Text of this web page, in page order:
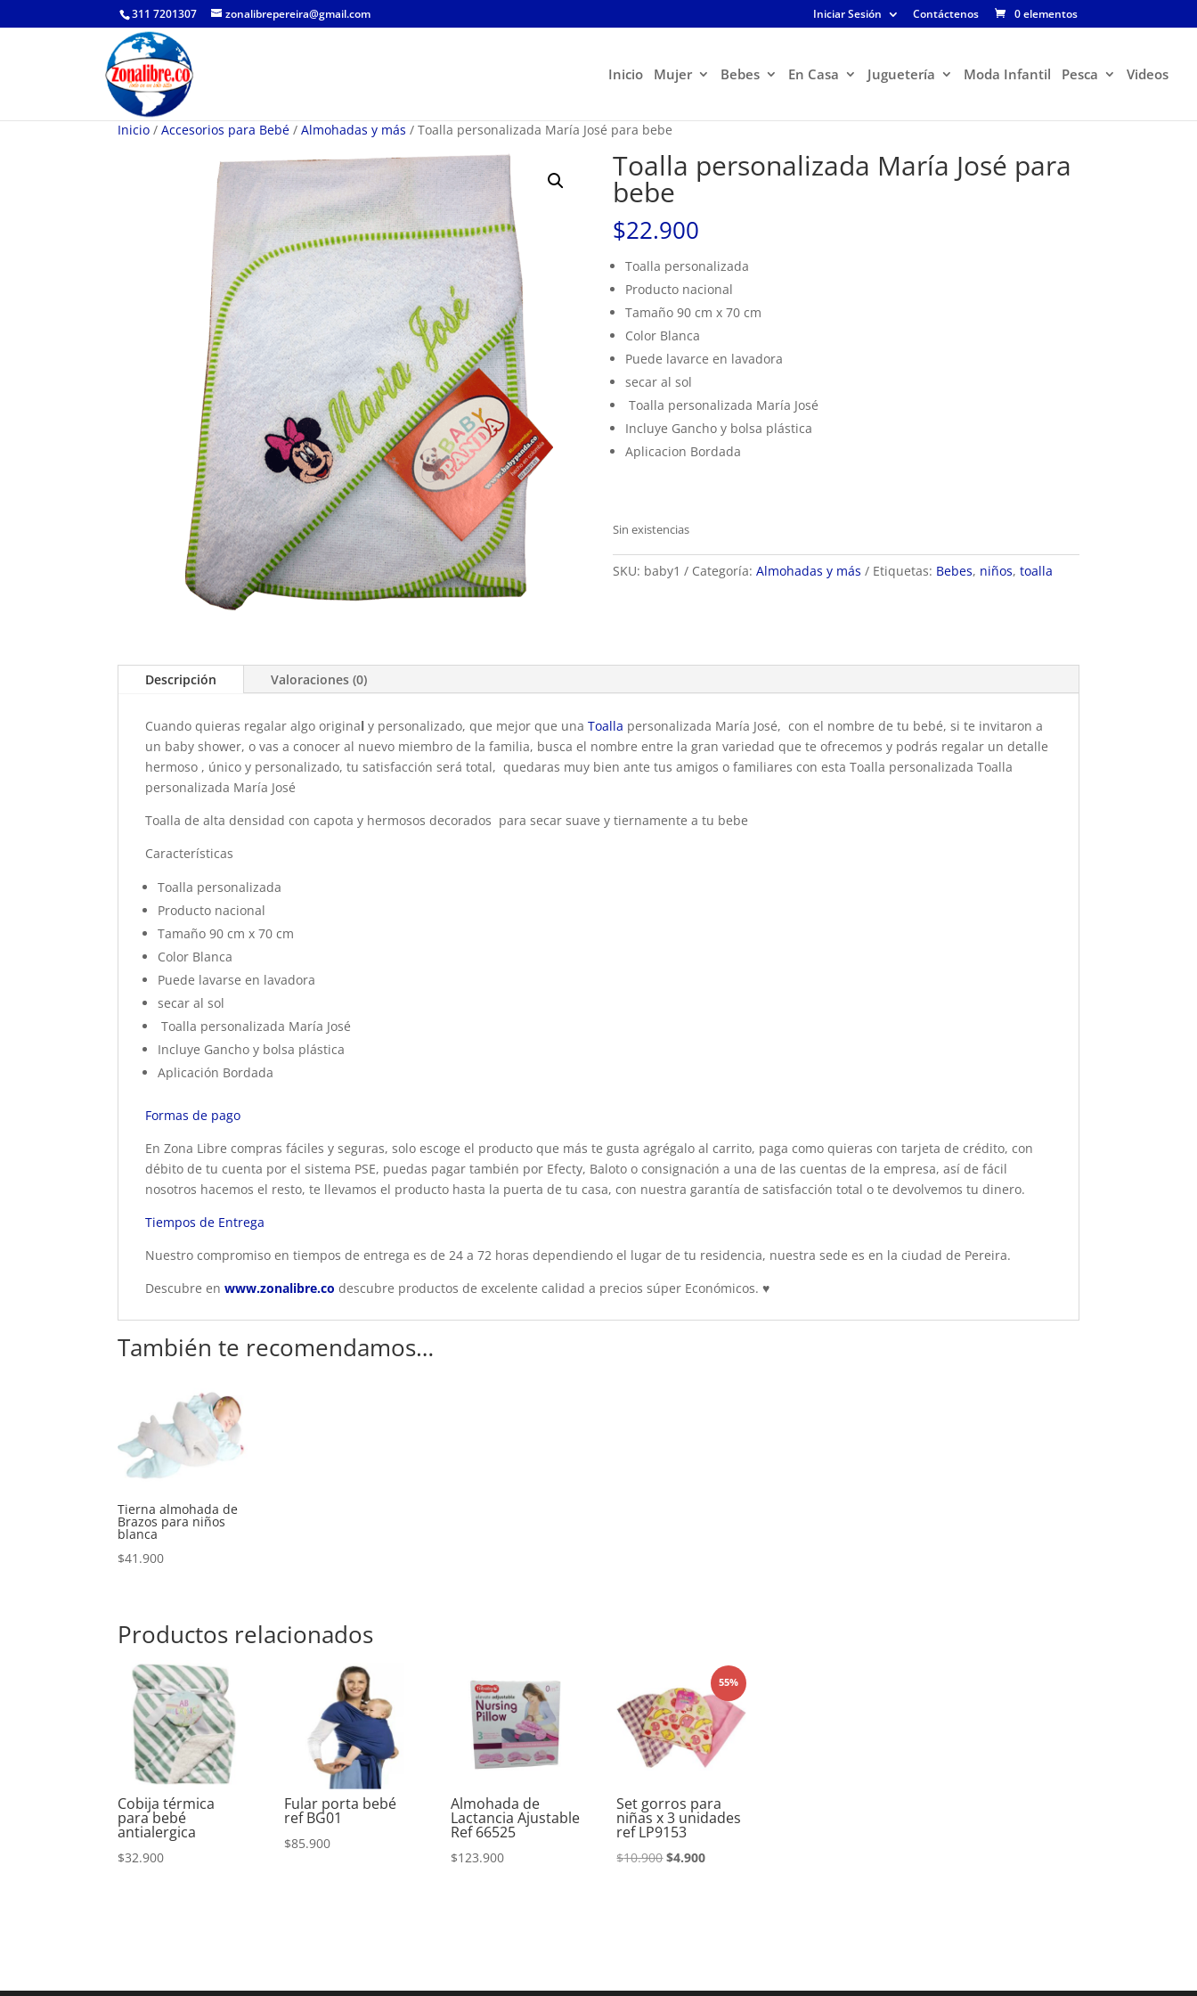
311 7201307 zonalibrepereira@gmail.com Iniciar Sesión Contáctenos 0 elementos
Inicio Mujer Bebes En Casa Juguetería Moda Infantil Pesca Videos
Inicio / Accesorios para Bebé / Almohadas y más / Toalla personalizada María José para bebe
Toalla personalizada María José para
bebe
$22.900
Toalla personalizada
Producto nacional
Tamaño 90 cm x 70 cm
Color Blanca
Puede lavarce en lavadora
secar al sol
Toalla personalizada María José
Incluye Gancho y bolsa plástica
Aplicacion Bordada
Sin existencias
SKU: baby1 Categoría:Almohadas y más Etiquetas: Bebes, niños,toalla
Descripción Valoraciones (0)
Cuando quieras regalar algo original y personalizado, que mejor que una Toalla personalizada María José, con el nombre de tu bebé, si te invitaron a
un baby shower, o vas a conocer al nuevo miembro de la familia, busca el nombre entre la gran variedad que te ofrecemos y podrás regalar un detalle
hermoso , único y personalizado, tu satisfacción será total, quedaras muy bien ante tus amigos o familiares con esta Toalla personalizada Toalla
personalizada María José
Toalla de alta densidad con capota y hermosos decorados para secar suave y tiernamente a tu bebe
Características
Toalla personalizada
Producto nacional
Tamaño 90 cm x 70 cm
Color Blanca
Puede lavarse en lavadora
secar al sol
Toalla personalizada María José
Incluye Gancho y bolsa plástica
Aplicación Bordada
Formas de pago
En Zona Libre compras fáciles y seguras, solo escoge el producto que más te gusta agrégalo al carrito, paga como quieras con tarjeta de crédito, con
débito de tu cuenta por el sistema PSE, puedas pagar también por Efecty, Baloto o consignación a una de las cuentas de la empresa, así de fácil
nosotros hacemos el resto, te llevamos el producto hasta la puerta de tu casa, con nuestra garantía de satisfacción total o te devolvemos tu dinero.
Tiempos de Entrega
Nuestro compromiso en tiempos de entrega es de 24 a 72 horas dependiendo el lugar de tu residencia, nuestra sede es en la ciudad de Pereira.
Descubre en www.zonalibre.co descubre productos de excelente calidad a precios súper Económicos. ♥
También te recomendamos…
Tierna almohada de
Brazos para niños
blanca
$41.900
Productos relacionados
Cobija térmica
para bebé
antialergica
$32.900
Fular porta bebé
ref BG01
$85.900
Almohada de
Lactancia Ajustable
Ref 66525
$123.900
55%
Set gorros para
niñas x 3 unidades
ref LP9153
$10.900El
$4.900El